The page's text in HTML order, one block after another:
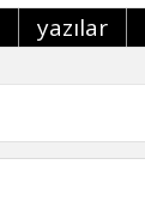
yazılar